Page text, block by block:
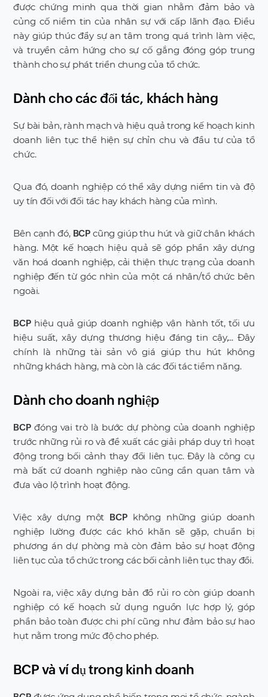
được chứng minh qua thời gian nhằm đảm bảo và
củng cố niềm tin của nhân sự với cấp lãnh đạo. Điều
này giúp thúc đẩy sự an tâm trong quá trình làm việc,
và truyền cảm hứng cho sự cố gắng đóng góp trung
thành cho sự phát triển chung của tổ chức.
Dành cho các đối tác, khách hàng
Sự bài bản, rành mạch và hiệu quả trong kế hoạch kinh
doanh liên tục thể hiện sự chỉn chu và đầu tư của tổ
chức.
Qua đó, doanh nghiệp có thể xây dựng niềm tin và độ
uy tín đối với đối tác hay khách hàng của mình.
Bên cạnh đó, BCPcũng giúp thu hút và giữ chân khách
hàng. Một kế hoạch hiệu quả sẽ góp phần xây dựng
văn hoá doanh nghiệp, cải thiện thực trạng của doanh
nghiệp đến từ góc nhìn của một cá nhân/tổ chức bên
ngoài.
BCPhiệu quả giúp doanh nghiệp vận hành tốt, tối ưu
hiệu suất, xây dựng thương hiệu đáng tin cậy,... Đây
chính là những tài sản vô giá giúp thu hút không
những khách hàng, mà còn là các đối tác tiềm năng.
Dành cho doanh nghiệp
BCPđóng vai trò là bước dự phòng của doanh nghiệp
trước những rủi ro và đề xuất các giải pháp duy trì hoạt
động trong bối cảnh thay đổi liên tục. Đây là công cụ
mà bất cứ doanh nghiệp nào cũng cần quan tâm và
đưa vào lộ trình hoạt động.
Việc xây dựng một BCPkhông những giúp doanh
nghiệp lường được các khó khăn sẽ gặp, chuẩn bị
phương án dự phòng mà còn đảm bảo sự hoạt động
liên tục của tổ chức trong các bối cảnh liên tục thay đổi.
Ngoài ra, việc xây dựng bản đồ rủi ro còn giúp doanh
nghiệp có kế hoạch sử dụng nguồn lực hợp lý, góp
phần bảo toàn được chi phí cũng như đảm bảo sự hao
hụt nằm trong mức độ cho phép.
BCP và ví dụ trong kinh doanh